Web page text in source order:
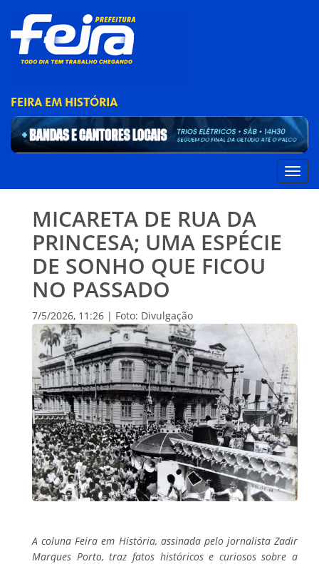
FEIRA EM HISTÓRIA
MICARETA DE RUA DA
PRINCESA; UMA ESPÉCIE
DE SONHO QUE FICOU
NO PASSADO
7/5/2026, 11:26 | Foto: Divulgação
A coluna Feira em História, assinada pelo jornalista Zadir
Marques Porto, traz fatos históricos e curiosos sobre a